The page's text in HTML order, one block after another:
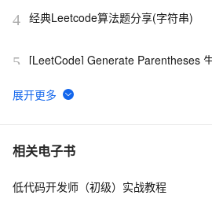
4 经典Leetcode算法题分享(字符串)
5 [LeetCode] Generate Parentheses
6
LeetCode 209：最小长度的子数组
7 [LeetCode] Implement Stack using
8 [LeetCode] Shortest Word Distance
相关电子书
低代码开发师（初级）实战教程